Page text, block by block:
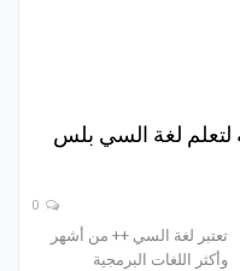
لتعلم لغة السي بلس
تعتبر لغة السي ++ من أشهر
وأكثر اللغات البرمجية